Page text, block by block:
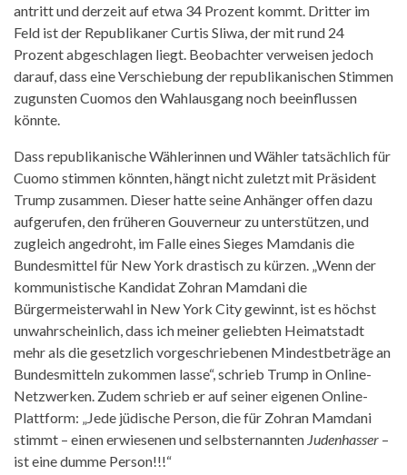
antritt und derzeit auf etwa 34 Prozent kommt. Dritter im
Feld ist der Republikaner Curtis Sliwa, der mit rund 24
Prozent abgeschlagen liegt. Beobachter verweisen jedoch
darauf, dass eine Verschiebung der republikanischen Stimmen
zugunsten Cuomos den Wahlausgang noch beeinflussen
könnte.
Dass republikanische Wählerinnen und Wähler tatsächlich für
Cuomo stimmen könnten, hängt nicht zuletzt mit Präsident
Trump zusammen. Dieser hatte seine Anhänger offen dazu
aufgerufen, den früheren Gouverneur zu unterstützen, und
zugleich angedroht, im Falle eines Sieges Mamdanis die
Bundesmittel für New York drastisch zu kürzen. „Wenn der
kommunistische Kandidat Zohran Mamdani die
Bürgermeisterwahl in New York City gewinnt, ist es höchst
unwahrscheinlich, dass ich meiner geliebten Heimatstadt
mehr als die gesetzlich vorgeschriebenen Mindestbeträge an
Bundesmitteln zukommen lasse“, schrieb Trump in Online-
Netzwerken. Zudem schrieb er auf seiner eigenen Online-
Plattform: „Jede jüdische Person, die für Zohran Mamdani
stimmt – einen erwiesenen und selbsternannten Judenhasser –
ist eine dumme Person!!!“